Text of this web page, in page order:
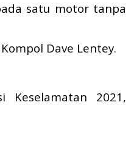
satu motor tanpa
Dave Lentey.
Keselamatan 2021,